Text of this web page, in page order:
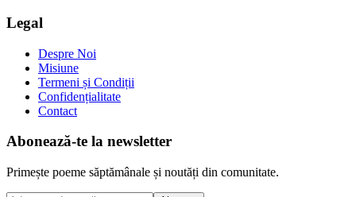
Legal
Despre Noi
Misiune
Termeni și Condiții
Confidențialitate
Contact
Abonează-te la newsletter
Primește poeme săptămânale și noutăți din comunitate.